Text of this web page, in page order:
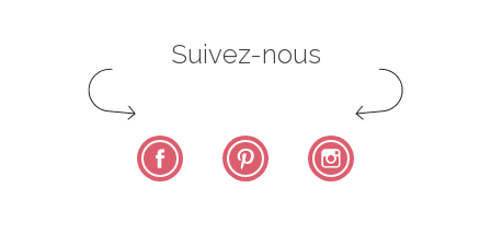
Suivez-nous
Facebook Pinterest